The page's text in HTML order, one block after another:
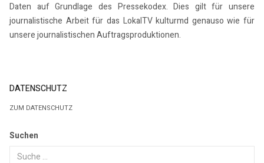
Daten auf Grundlage des Pressekodex. Dies gilt für unsere
journalistische Arbeit für das LokalTV kulturmd genauso wie für
unsere journalistischen Auftragsproduktionen.
DATENSCHUTZ
ZUM DATENSCHUTZ
Suchen